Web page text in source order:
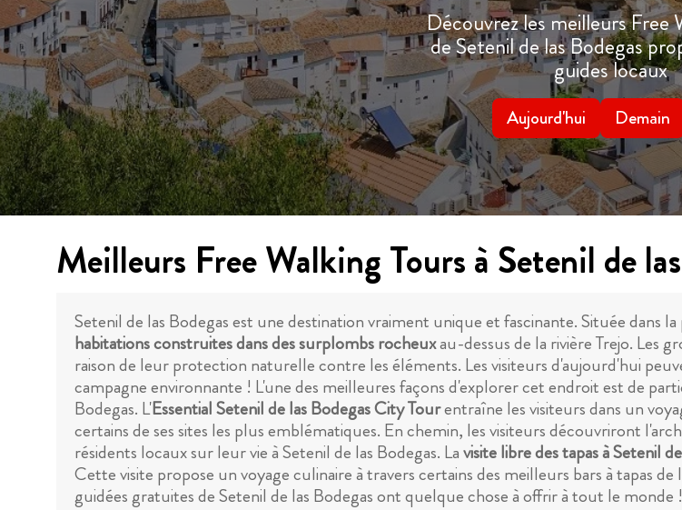
Découvrez les meilleurs Free
de Setenil de las Bodegas
guides locaux
Aujourd'hui Demain
Meilleurs Free Walking Tours à Setenil de
Setenil de las Bodegas est une destination vraiment unique et fascinante. Située dans
habitations construites dans des surplombs rocheuxau-dessus de la rivière Trejo. Les
raison de leur protection naturelle contre les éléments. Les visiteurs d'aujourd'hui
campagne environnante ! L'une des meilleures façons d'explorer cet endroit est de
Bodegas. L'Essential Setenil de las Bodegas City Tourentraîne les visiteurs dans un
certains de ses sites les plus emblématiques. En chemin, les visiteurs découvriront
résidents locaux sur leur vie à Setenil de las Bodegas. Lavisite libre des tapas à Setenil
Cette visite propose un voyage culinaire à travers certains des meilleurs bars à tapas
guidées gratuites de Setenil de las Bodegas ont quelque chose à offrir à tout le monde !